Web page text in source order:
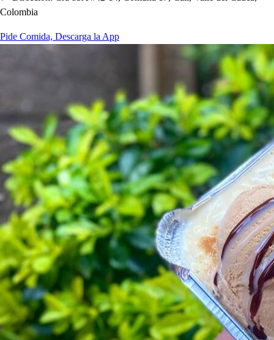
Colombia
Pide Comida, Descarga la App